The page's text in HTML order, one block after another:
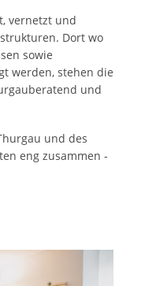
vernetzt und
Dort wo
sowie
werden, stehen die
und
und des
eng zusammen -